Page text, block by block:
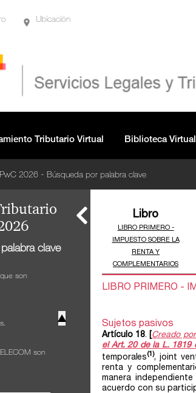
Ubicación
Tributario Virtual Biblioteca Virtual
2026 - Búsqueda por palabra clave
▲
clave
y entidades
fusión de
escisión de
son
son